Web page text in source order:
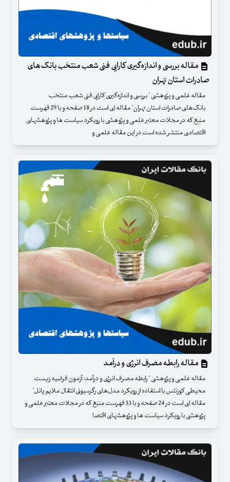
مقاله بررسی و اندازه‌گیری کارایی فنی شعب منتخب بانک‌های
صادرات استان تهران
مقاله علمی و پژوهشی " بررسی و اندازه‌گیری کارایی فنی شعب منتخب
بانک‌های صادرات استان تهران" مقاله ای است در 18 صفحه و با 29 فهرست
منبع که در مجلات معتبر علمی و پژوهشی با رویکرد سیاست ها و پژوهشهای
اقتصادی منتشر شده است در این مقاله علمی و
مقاله رابطه مصرف انرژی و درآمد
مقاله علمی و پژوهشی " رابطه مصرف انرژی و درآمد: آزمون فرضیه زیست
محیطی کوزنتس با استفاده از رویکرد مدل‌های رگرسیونی انتقال ملایم پانل"
مقاله ای است در 24 صفحه و با 33 فهرست منبع که در مجلات معتبر علمی و
پژوهشی با رویکرد سیاست ها و پژوهشهای اقتصا